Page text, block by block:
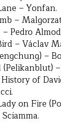
– Yonfan.
–
Pedro
– Václav
–
of
on Fire